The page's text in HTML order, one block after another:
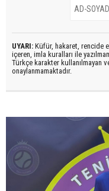
UYARI: Küfür, hakaret, rencide
içeren, imla kuralları ile
Türkçe karakter kullanılmayan
onaylanmamaktadır.